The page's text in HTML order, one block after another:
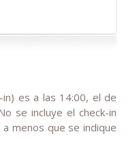
es a las 14:00, el de
se incluye el check-in
menos que se indique